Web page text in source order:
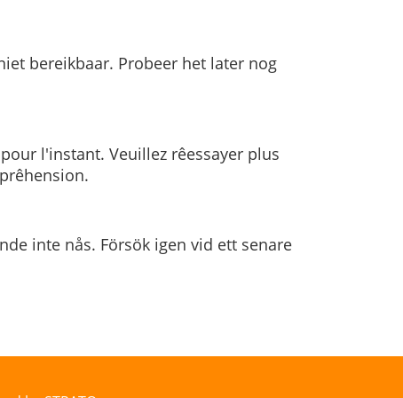
bereikbaar. Probeer het later nog
l'instant. Veuillez rêessayer plus
inte nås. Försök igen vid ett senare